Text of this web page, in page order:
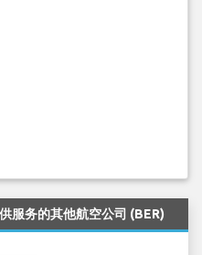
服务的其他航空公司 (BER)